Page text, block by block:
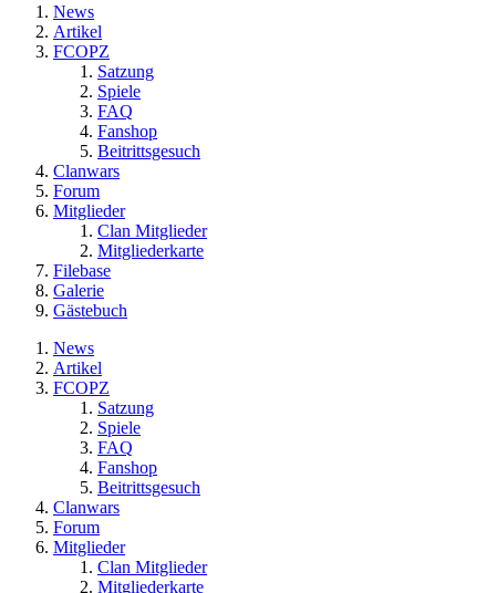
News
Artikel
FCOPZ
Satzung
Spiele
FAQ
Fanshop
Beitrittsgesuch
Clanwars
Forum
Mitglieder
Clan Mitglieder
Mitgliederkarte
Filebase
Galerie
Gästebuch
News
Artikel
FCOPZ
Satzung
Spiele
FAQ
Fanshop
Beitrittsgesuch
Clanwars
Forum
Mitglieder
Clan Mitglieder
Mitgliederkarte